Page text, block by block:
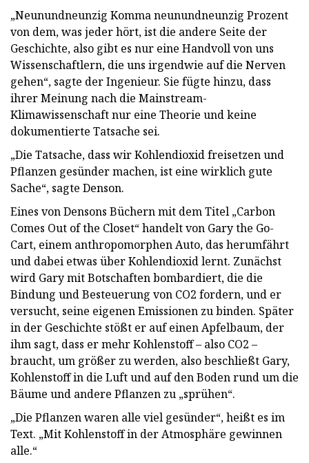
„Neunundneunzig Komma neunundneunzig Prozent
von dem, was jeder hört, ist die andere Seite der
Geschichte, also gibt es nur eine Handvoll von uns
Wissenschaftlern, die uns irgendwie auf die Nerven
gehen“, sagte der Ingenieur. Sie fügte hinzu, dass
ihrer Meinung nach die Mainstream-
Klimawissenschaft nur eine Theorie und keine
dokumentierte Tatsache sei.
„Die Tatsache, dass wir Kohlendioxid freisetzen und
Pflanzen gesünder machen, ist eine wirklich gute
Sache“, sagte Denson.
Eines von Densons Büchern mit dem Titel „Carbon
Comes Out of the Closet“ handelt von Gary the Go-
Cart, einem anthropomorphen Auto, das herumfährt
und dabei etwas über Kohlendioxid lernt. Zunächst
wird Gary mit Botschaften bombardiert, die die
Bindung und Besteuerung von CO2 fordern, und er
versucht, seine eigenen Emissionen zu binden. Später
in der Geschichte stößt er auf einen Apfelbaum, der
ihm sagt, dass er mehr Kohlenstoff – also CO2 –
braucht, um größer zu werden, also beschließt Gary,
Kohlenstoff in die Luft und auf den Boden rund um die
Bäume und andere Pflanzen zu „sprühen“.
„Die Pflanzen waren alle viel gesünder“, heißt es im
Text. „Mit Kohlenstoff in der Atmosphäre gewinnen
alle.“